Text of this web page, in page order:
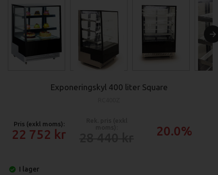
Exponeringskyl 400 liter Square
Pris (exkl moms):
22 752 20.0%
I lager